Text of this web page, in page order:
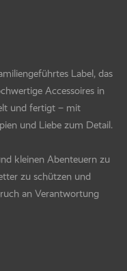
Label, das
Accessoires in
und fertigt – mit
und Liebe zum Detail.
kleinen Abenteuern zu
zu schützen und
an Verantwortung